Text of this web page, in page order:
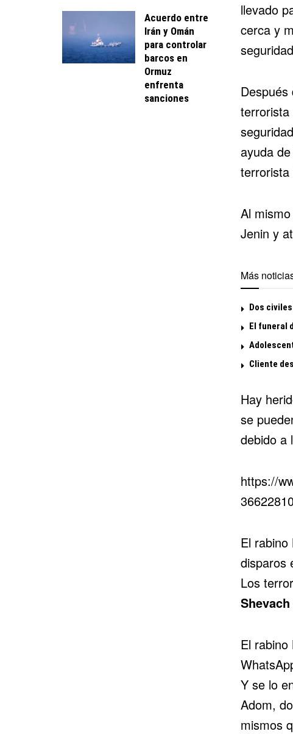
llevado
cerca y
ayuda
Al
Jenin y
Más
Dos
El funeral
Cliente
Hay
se
debido a
https://
El rabino
disparos
Los
Shevach
El rabino
Y se lo
Adom,
mismos
Acuerdo entre
Irán y Omán
para controlar
barcos en
Ormuz
enfrenta
sanciones